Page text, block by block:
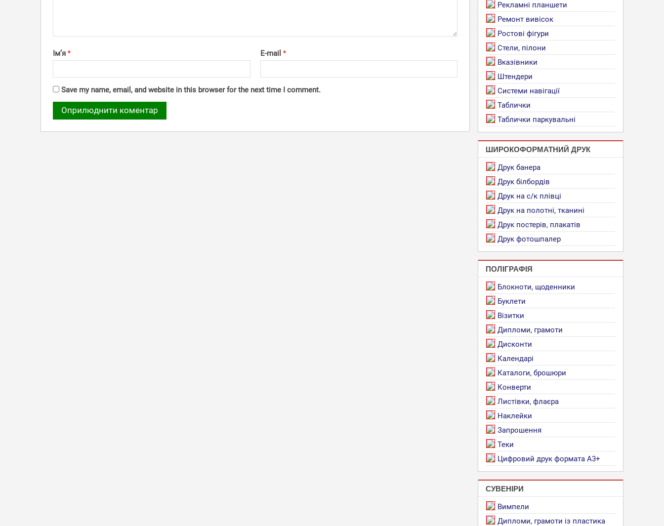
Ім’я * E-mail *
Save my name, email, and website in this browser for the next time I comment.
Рекламні планшети
Ремонт вивісок
Ростові фігури
Стели, пілони
Вказівники
Штендери
Системи навігації
Таблички
Таблички паркувальні
ШИРОКОФОРМАТНИЙ ДРУК
Друк банера
Друк білбордів
Друк на с/к плівці
Друк на полотні, тканині
Друк постерів, плакатів
Друк фотошпалер
ПОЛІГРАФІЯ
Блокноти, щоденники
Буклети
Візитки
Дипломи, грамоти
Дисконти
Календарі
Каталоги, брошюри
Конверти
Листівки, флаєра
Наклейки
Запрошення
Теки
Цифровий друк формата А3+
СУВЕНІРИ
Вимпели
Дипломи, грамоти із пластика